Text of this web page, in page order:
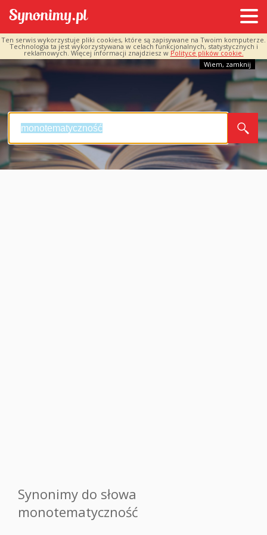
Ten serwis wykorzystuje pliki cookies, które są zapisywane na Twoim komputerze.
Technologia ta jest wykorzystywana w celach funkcjonalnych, statystycznych i
reklamowych. Więcej informacji znajdziesz w Polityce plików cookie.
Wiem, zamknij
Synonimy do słowa
monotematyczność